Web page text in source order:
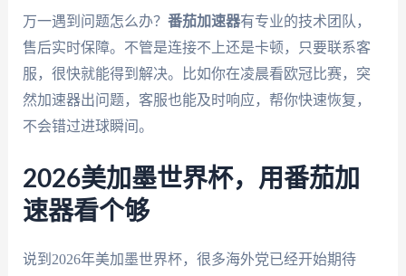
万一遇到问题怎么办？ 番茄加速器有专业的技术团队，
售后实时保障。不管是连接不上还是卡顿，只要联系客
服，很快就能得到解决。比如你在凌晨看欧冠比赛，突
然加速器出问题，客服也能及时响应，帮你快速恢复，
不会错过进球瞬间。
2026美加墨世界杯，用番茄加
速器看个够
说到2026年美加墨世界杯，很多海外党已经开始期待